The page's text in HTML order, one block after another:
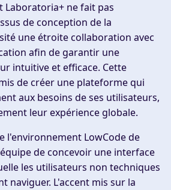
Laboratoria+ ne fait pas
de conception de la
une étroite collaboration avec
afin de garantir une
intuitive et efficace. Cette
de créer une plateforme qui
aux besoins de ses utilisateurs,
leur expérience globale.
l'environnement LowCode de
de concevoir une interface
les utilisateurs non techniques
naviguer. L'accent mis sur la